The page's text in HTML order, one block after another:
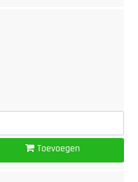
Toevoegen